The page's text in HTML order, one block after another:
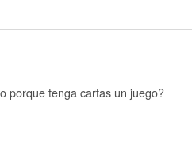
porque tenga cartas un juego?